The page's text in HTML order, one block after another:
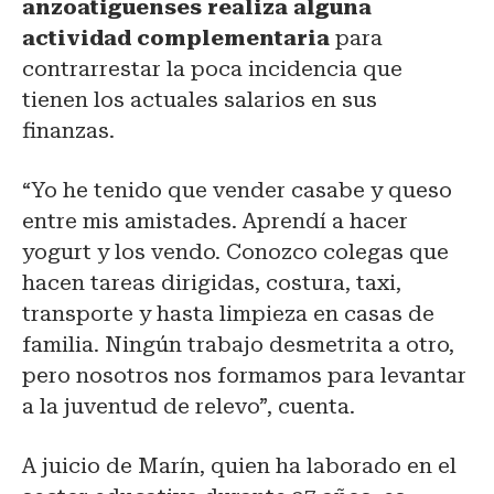
anzoatiguenses realiza alguna
actividad complementaria para
contrarrestar la poca incidencia que
tienen los actuales salarios en sus
finanzas.
“Yo he tenido que vender casabe y queso
entre mis amistades. Aprendí a hacer
yogurt y los vendo. Conozco colegas que
hacen tareas dirigidas, costura, taxi,
transporte y hasta limpieza en casas de
familia. Ningún trabajo desmetrita a otro,
pero nosotros nos formamos para levantar
a la juventud de relevo”, cuenta.
A juicio de Marín, quien ha laborado en el